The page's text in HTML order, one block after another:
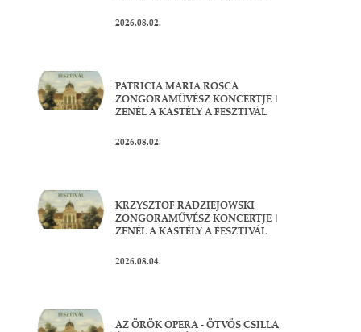
2026.08.02.
PATRICIA MARIA ROSCA
ZONGORAMŰVÉSZ KONCERTJE |
ZENÉL A KASTÉLY A FESZTIVÁL
2026.08.02.
KRZYSZTOF RADZIEJOWSKI
ZONGORAMŰVÉSZ KONCERTJE |
ZENÉL A KASTÉLY A FESZTIVÁL
2026.08.04.
AZ ÖRÖK OPERA - ÖTVÖS CSILLA